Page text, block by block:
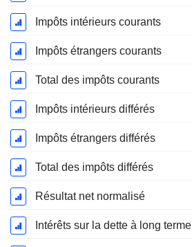
Impôts intérieurs courants
Impôts étrangers courants
Total des impôts courants
Impôts intérieurs différés
Impôts étrangers différés
Total des impôts différés
Résultat net normalisé
Intérêts sur la dette à long terme